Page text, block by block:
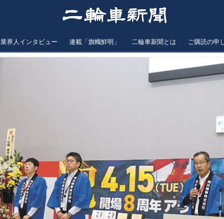
業界人インタビュー 連載「旗幟鮮明」 二輪車新聞とは ご購読の申